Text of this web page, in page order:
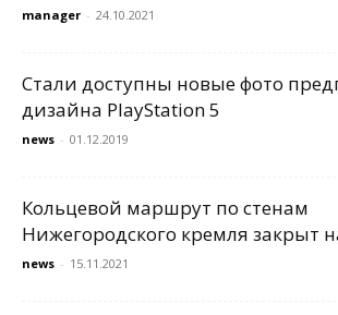
manager - 24.10.2021
Стали доступны новые фото
дизайна PlayStation 5
news - 01.12.2019
Кольцевой маршрут по стенам
Нижегородского кремля закрыт
news - 15.11.2021